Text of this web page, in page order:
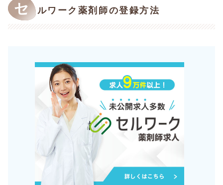
セ ルワーク薬剤師の登録方法